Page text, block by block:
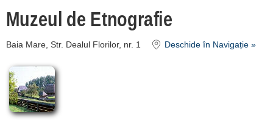
Muzeul de Etnografie
Baia Mare, Str. Dealul Florilor, nr. 1 Deschide în Navigație »
Baia Sprie
[1 offers a 10.5 km]
Înscrie o unitate
de cazare